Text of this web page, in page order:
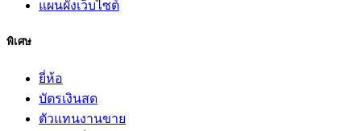
แผนผังเว็บไซต์
พิเศษ
ยี่ห้อ
บัตรเงินสด
ตัวแทนงานขาย